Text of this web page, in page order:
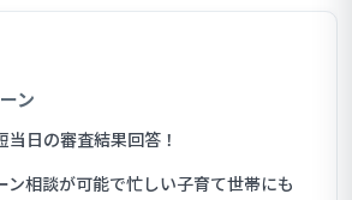
ン
当日の審査結果回答！
ン相談が可能で忙しい子育て世帯にも